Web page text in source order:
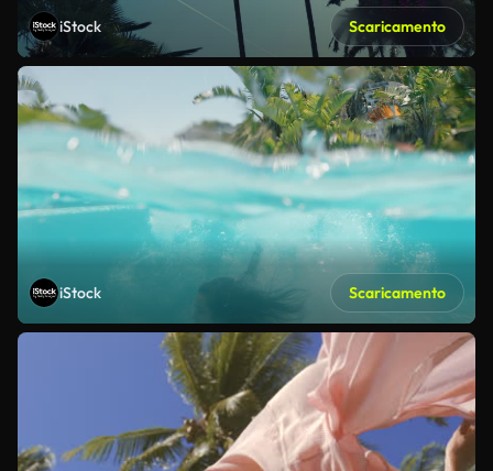
iStock Scaricamento
iStock Scaricamento